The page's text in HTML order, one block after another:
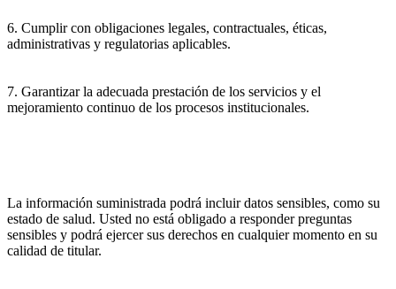
6. Cumplir con obligaciones legales, contractuales, éticas,
administrativas y regulatorias aplicables.
7. Garantizar la adecuada prestación de los servicios y el
mejoramiento continuo de los procesos institucionales.
La información suministrada podrá incluir datos sensibles, como su
estado de salud. Usted no está obligado a responder preguntas
sensibles y podrá ejercer sus derechos en cualquier momento en su
calidad de titular.